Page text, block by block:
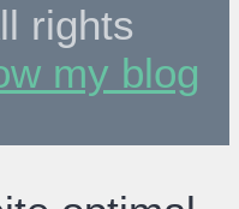
rights
my blog